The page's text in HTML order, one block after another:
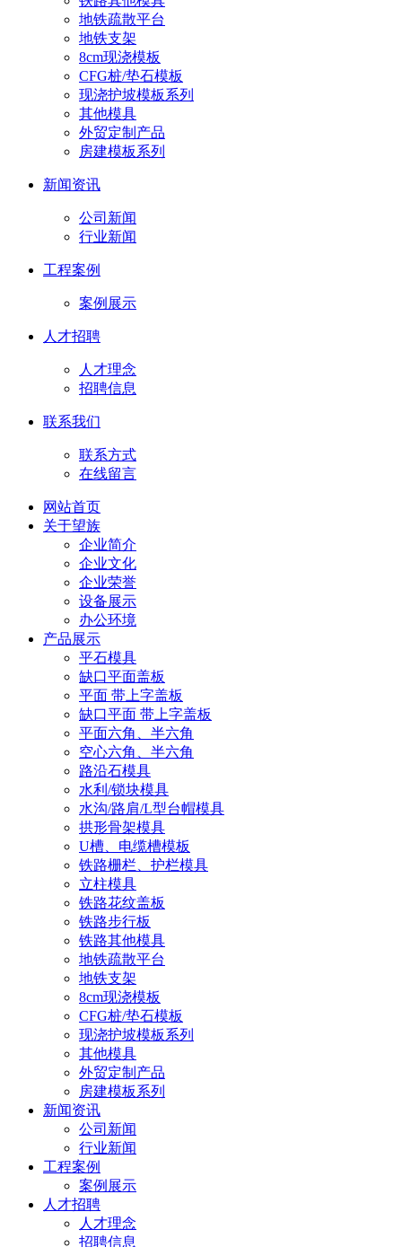
地铁疏散平台
地铁支架
8cm现浇模板
CFG桩/垫石模板
现浇护坡模板系列
其他模具
外贸定制产品
房建模板系列
新闻资讯
公司新闻
行业新闻
工程案例
案例展示
人才招聘
人才理念
招聘信息
联系我们
联系方式
在线留言
网站首页
关于望族
企业简介
企业文化
企业荣誉
设备展示
办公环境
产品展示
平石模具
缺口平面盖板
平面 带上字盖板
缺口平面 带上字盖板
平面六角、半六角
空心六角、半六角
路沿石模具
水利/锁块模具
水沟/路肩/L型台帽模具
拱形骨架模具
U槽、电缆槽模板
铁路栅栏、护栏模具
立柱模具
铁路花纹盖板
铁路步行板
铁路其他模具
地铁疏散平台
地铁支架
8cm现浇模板
CFG桩/垫石模板
现浇护坡模板系列
其他模具
外贸定制产品
房建模板系列
新闻资讯
公司新闻
行业新闻
工程案例
案例展示
人才招聘
人才理念
招聘信息